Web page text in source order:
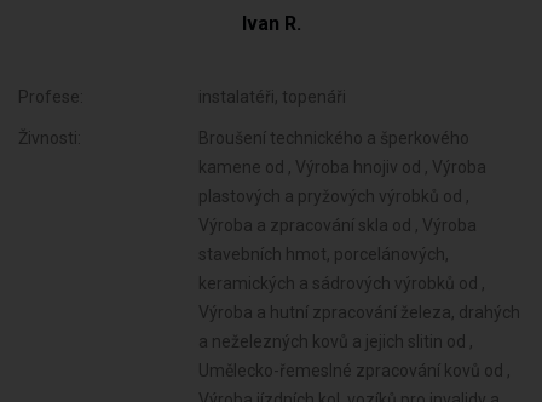
Ivan R.
Profese: instalatéři, topenáři
Živnosti: Broušení technického a šperkového kamene od , Výroba hnojiv od , Výroba plastových a pryžových výrobků od , Výroba a zpracování skla od , Výroba stavebních hmot, porcelánových, keramických a sádrových výrobků od , Výroba a hutní zpracování železa, drahých a neželezných kovů a jejich slitin od , Umělecko-řemeslné zpracování kovů od , Výroba jízdních kol, vozíků pro invalidy a jiných nemotorových dopravních prostředků od , Povrchové úpravy a svařování kovů a dalších materiálů od , Výroba a opravy čalounických výrobků od , Výroba měřicích, zkušebních, navigačních, optických a fotografických přístrojů a zařízení od , Výroba, opravy a údržba sportovních potřeb, her, hraček a dětských kočárků od , Výroba elektronických součástek, elektrických zařízení a výroba a opravy elektrických strojů, přístrojů a elektronických zařízení pracujících na malém napětí od , Výroba zdravotnických prostředků od , Výroba neelektrických zařízení pro domácnost od , Výroba strojů a zařízení od , Výroba školních a kancelářských potřeb, kromě výrobků z papíru, výroba bižuterie, kartáčnického a konfekčního zboží, deštníků, upomínkových předmětů od , Výroba dalších výrobků zpracovatelského průmyslu od , Stavba a výroba plavidel od , Provozování vodovodů a kanalizací a úprava a rozvod vody od , Výroba, vývoj, projektování, zkoušky, instalace, údržba, opravy, modifikace a konstrukční změny letadel, motorů letadel, vrtulí, letadlových částí a zařízení a leteckých pozemních zařízení od , Nakládání s odpady (vyjma nebezpečných) od , Přípravné a dokončovací stavební práce, specializované stavební činnosti od , Sklenářské práce, rámování a paspartování od , Velkoobchod a maloobchod od , Údržba motorových vozidel a jejich příslušenství od , Skladování, balení zboží, manipulace s nákladem a technické činnosti v dopravě od , Zasilatelství a zastupování v celním řízení od , Ubytovací služby od , Zastavárenská činnost a maloobchod s použitým zbožím od , Potrubní a pozemní doprava (vyjma železniční a silniční motorové dopravy) od , Poskytování software, poradenství v oblasti informačních technologií, zpracování dat, hostingové a související činnosti a webové portály od , Činnost informačních a zpravodajských kanceláří od , Pronájem a půjčování věcí movitých od , Projektování pozemkových úprav od , Příprava a vypracování technických návrhů, grafické a kresličské práce od , Projektování elektrických zařízení od , Testování, měření, analýzy a kontroly od , Výzkum a vývoj v oblasti přírodních a technických věd nebo společenských věd od , Poradenská a konzultační činnost, zpracování odborných studií a posudků od , Návrhářská, designérská, aranžérská činnost a modeling od , Fotografické služby od , Provozování cestovní agentury a průvodcovská činnost v oblasti cestovního ruchu od , Provozování kulturních, kulturně-vzdělávacích a zábavních zařízení, pořádání kulturních produkcí, zábav, výstav, veletrhů, přehlídek, prodejních a obdobných akcí od , Praní pro domácnost, žehlení, opravy a údržba oděvů, bytového textilu a osobního zboží od , Provozování tělovýchovných a sportovních zařízení a organizování sportovní činnosti od , Poskytování technických služeb od , Překladatelská a tlumočnická činnost od , Služby v oblasti administrativní správy a služby organizačně hospodářské povahy od , Mimoškolní výchova a vzdělávání, pořádání kurzů, školení, včetně lektorské činnosti od , Poskytování služeb pro zemědělství, zahradnictví, rybníkářství, lesnictví a myslivost od , Úprava nerostů, dobývání rašeliny a bahna od , Výroba potravinářských a škrobárenských výrobků od , Pěstitelské pálení od ,